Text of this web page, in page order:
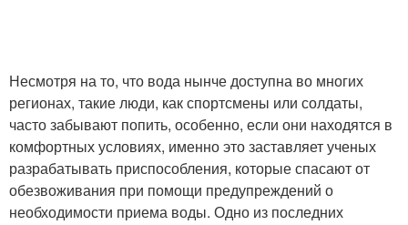
Несмотря на то, что вода нынче доступна во многих
регионах, такие люди, как спортсмены или солдаты,
часто забывают попить, особенно, если они находятся в
комфортных условиях, именно это заставляет ученых
разрабатывать приспособления, которые спасают от
обезвоживания при помощи предупреждений о
необходимости приема воды. Одно из последних